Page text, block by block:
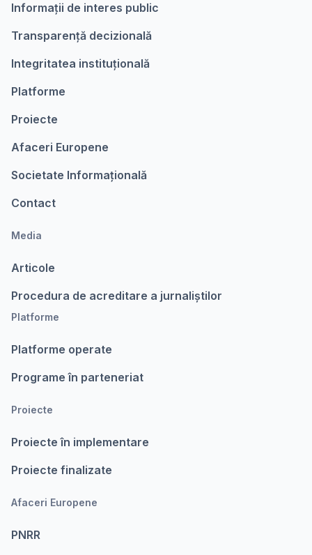
Informații de interes public
Transparență decizională
Integritatea instituțională
Platforme
Proiecte
Afaceri Europene
Societate Informațională
Contact
Media
Articole
Procedura de acreditare a jurnaliștilor
Platforme
Platforme operate
Programe în parteneriat
Proiecte
Proiecte în implementare
Proiecte finalizate
Afaceri Europene
PNRR